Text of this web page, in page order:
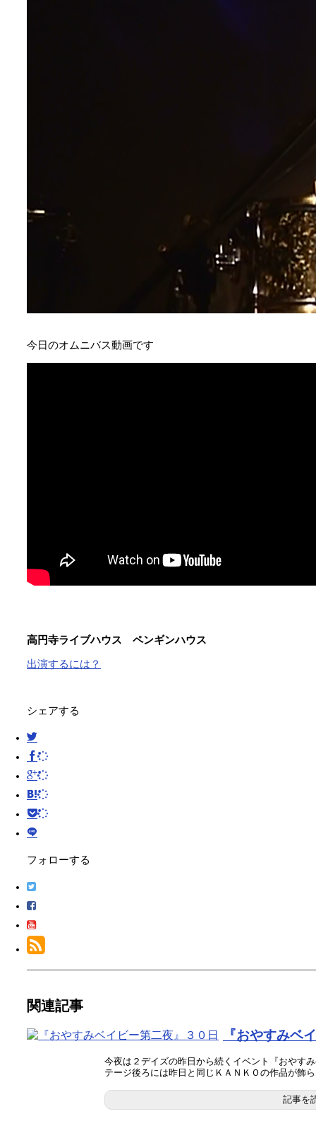
今日のオムニバス動画です
高円寺ライブハウス ペンギンハウス
出演するには？
シェアする
フォローする
関連記事
『おやすみベ
今夜は２デイズの昨日から続くイベント『おやす
テージ後ろには昨日と同じＫＡＮＫＯの作品が飾ら
記事を